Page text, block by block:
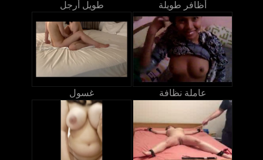
طويل أرجل أظافر طويلة
غسول عاملة نظافة